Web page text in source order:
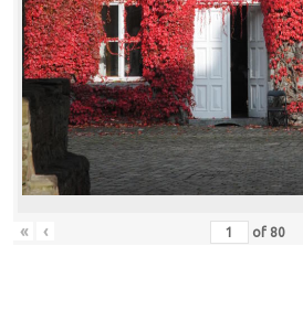
« ‹ of 80